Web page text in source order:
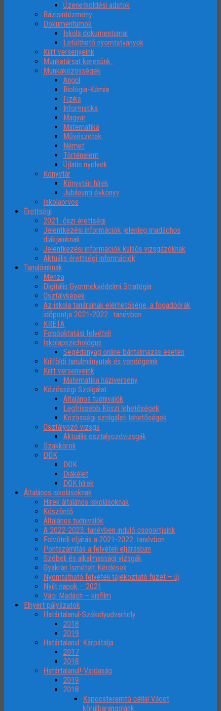
Üzenetköldési adatok
Bázisintézmény
Dokumentumok
Iskola dokumentumai
Letölthető nyomtatványok
Kiírt versenyeink
Munkatársat keresünk..
Munkaközösségek
Angol
Biológia-Kémia
Fizika
Informatika
Magyar
Matematika
Művészetek
Német
Történelem
Újlatin nyelvek
Könyvtár
Könyvtári hírek
Jubileumi évkönyv
Iskolaorvos
Érettségi
2021. őszi érettségi
Jelentkezési információk jelenleg madáchos
diákjainknak…
Jelentkezési információk külsős vizsgázóknak
Aktuális érettségi információk
Tanulóinknak
Menza
Digitális Gyermekvédelmi Stratégia
Osztályképek
Az iskola tanárainak elérhetősége, a fogadóórák
időpontja 2021-2022. tanévben
KRÉTA
Felsőoktatási felvételi
Iskolapszichológus
Segédanyag online bántalmazás esetén
Külföldi tanulmányutak és vendégeink
Kiírt versenyeink
Matematika háziverseny
Közösségi Szolgálat
Általános tudnivalók
Legfrissebb Köszi lehetőségek
Közösségi szolgálati lehetőségek
Osztályozó vizsga
Aktuális osztalyozóvizsgák
Szakkörök
DÖK
DÖK
Diákélet
DÖK hírek
Általános iskolásoknak
Hírek általános iskolásoknak
Köszöntő
Általános tudnivalók
A 2022-2023. tanévben induló csoportjaink
Felvételi eljárás a 2021-2022. tanévben
Pontszámítás a felvételi eljárásban
Szóbeli és alkalmassági vizsgák
Gyakran Ismételt Kérdések
Nyomtatható felvételi tájékoztató füzet – új
Nyílt napok – 2021
Váci Madách – kisfilm
Elnyert pályázatok
Határtalanul-Székelyudvarhely
2018
2019
Határtalanul: Kárpátalja
2017
2018
Határtalanul!-Vajdaság
2019
2018
Kapocsteremtő céllal Vácot
körülbarangolánk